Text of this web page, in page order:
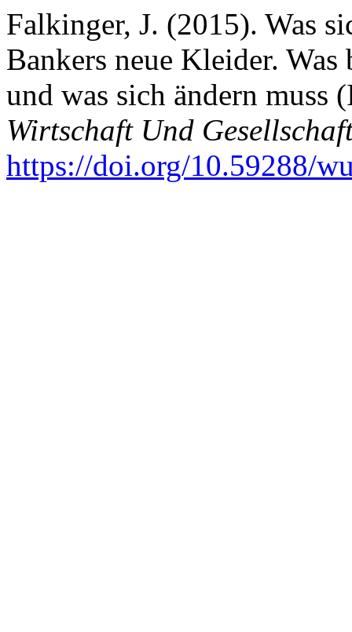
Falkinger, J. (2015). Was
Bankers neue Kleider.
und was sich ändern
Wirtschaft Und
https://doi.org/10.59288/